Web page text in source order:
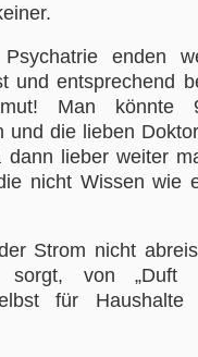
enden
und entsprechend
Man könnte
und die lieben
lieber weiter
nicht Wissen wie
Strom nicht
von „Duft
für Haushalte